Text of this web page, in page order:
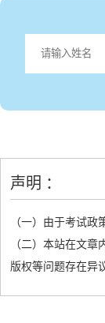
声明 ：
（一）由于考试
（二）本站在文
版权等问题存在异